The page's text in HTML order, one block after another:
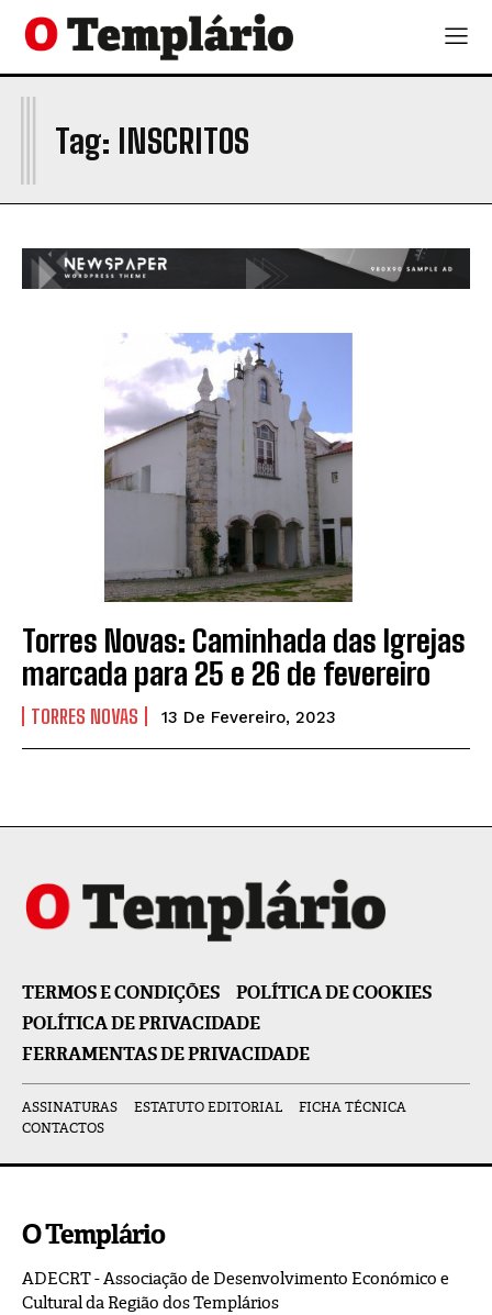
Tag: INSCRITOS
I
Torres Novas: Caminhada das Igrejas
marcada para 25 e 26 de fevereiro
TORRES NOVAS 13 De Fevereiro, 2023
TERMOS E CONDIÇÕES
POLÍTICA DE COOKIES
POLÍTICA DE PRIVACIDADE
FERRAMENTAS DE PRIVACIDADE
ASSINATURAS ESTATUTO EDITORIAL
FICHA TÉCNICA
CONTACTOS
O Templário
ADECRT - Associação de Desenvolvimento Económico e
Cultural da Região dos Templários